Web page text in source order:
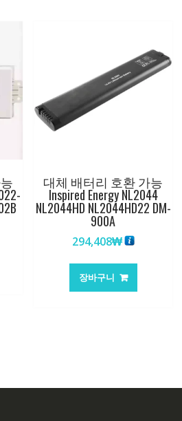
대체 배터리 호환 가능
Inspired Energy NL2044
NL2044HD NL2044HD22 DM-
900A
294,408₩
장바구니